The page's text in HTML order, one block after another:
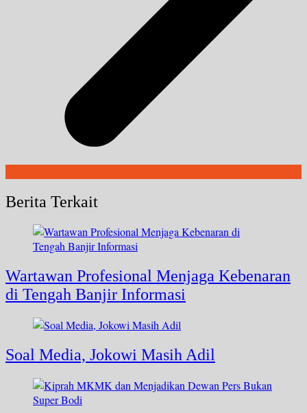
Berita Terkait
Wartawan Profesional Menjaga Kebenaran
di Tengah Banjir Informasi
Soal Media, Jokowi Masih Adil